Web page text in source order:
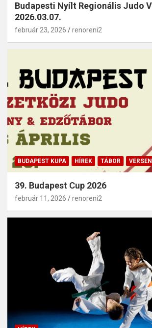
Budapesti Nyílt Regionális Judo
2026.03.07.
február 23, 2026 renoreni2
BUDAPEST KUPA HÍREK TÁBOR
39. Budapest Cup 2026
február 11, 2026 renoreni2